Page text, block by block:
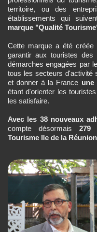
territoire, ou des
établissements qui
marque "Qualité
Cette marque a été créée
garantir aux touristes des
démarches engagées par
tous les secteurs d'activité
et donner à la France une
étant d'orienter les
les satisfaire.
Avec les 38 nouveaux
compte désormais279
Tourisme Ile de la